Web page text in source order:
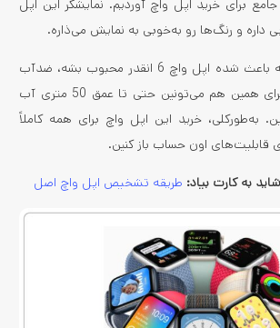
برای خرید اپل واچ آوردیم. نمایشگر این اپل
داره و رنگ‌ها رو به‌خوبی به نمایش می‌ذاره.
یکی دیگه از دلایلی که باعث شده اپل واچ 6 انقدر محبوب بشه، ضدآب
بودن این محصوله. برای همین هم می‌تونین حتی تا عمق 50 متری آب
به‌طورکلی، خرید این اپل واچ برای همه کاملاً
قابلیت‌های اون حساب باز کنین.
به کارت بیاد: طریقه تشخیص اپل واچ اصل